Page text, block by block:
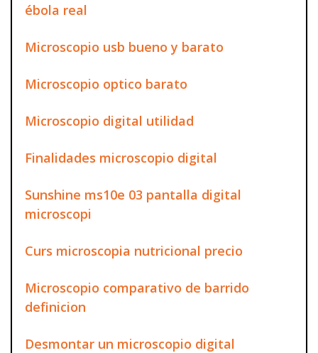
ébola real
Microscopio usb bueno y barato
Microscopio optico barato
Microscopio digital utilidad
Finalidades microscopio digital
Sunshine ms10e 03 pantalla digital
microscopi
Curs microscopia nutricional precio
Microscopio comparativo de barrido
definicion
Desmontar un microscopio digital